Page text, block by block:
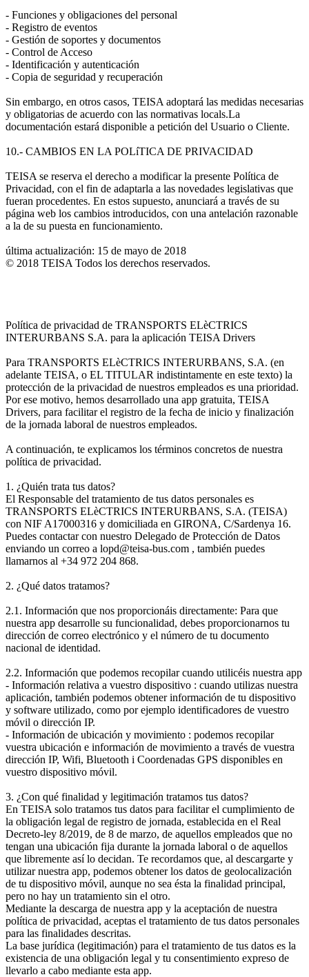
- Funciones y obligaciones del personal
- Registro de eventos
- Gestión de soportes y documentos
- Control de Acceso
- Identificación y autenticación
- Copia de seguridad y recuperación
Sin embargo, en otros casos, TEISA adoptará las medidas necesarias
y obligatorias de acuerdo con las normativas locals.La
documentación estará disponible a petición del Usuario o Cliente.
10.- CAMBIOS EN LA POLíTICA DE PRIVACIDAD
TEISA se reserva el derecho a modificar la presente Política de
Privacidad, con el fin de adaptarla a las novedades legislativas que
fueran procedentes. En estos supuesto, anunciará a través de su
página web los cambios introducidos, con una antelación razonable
a la de su puesta en funcionamiento.
última actualización: 15 de mayo de 2018
© 2018 TEISA Todos los derechos reservados.
Política de privacidad de TRANSPORTS ELèCTRICS
INTERURBANS S.A. para la aplicación TEISA Drivers
Para TRANSPORTS ELèCTRICS INTERURBANS, S.A. (en
adelante TEISA, o EL TITULAR indistintamente en este texto) la
protección de la privacidad de nuestros empleados es una prioridad.
Por ese motivo, hemos desarrollado una app gratuita, TEISA
Drivers, para facilitar el registro de la fecha de inicio y finalización
de la jornada laboral de nuestros empleados.
A continuación, te explicamos los términos concretos de nuestra
política de privacidad.
1. ¿Quién trata tus datos?
El Responsable del tratamiento de tus datos personales es
TRANSPORTS ELèCTRICS INTERURBANS, S.A. (TEISA)
con NIF A17000316 y domiciliada en GIRONA, C/Sardenya 16.
Puedes contactar con nuestro Delegado de Protección de Datos
enviando un correo a lopd@teisa-bus.com , también puedes
llamarnos al +34 972 204 868.
2. ¿Qué datos tratamos?
2.1. Información que nos proporcionáis directamente: Para que
nuestra app desarrolle su funcionalidad, debes proporcionarnos tu
dirección de correo electrónico y el número de tu documento
nacional de identidad.
2.2. Información que podemos recopilar cuando utilicéis nuestra app
- Información relativa a vuestro dispositivo : cuando utilizas nuestra
aplicación, también podemos obtener información de tu dispositivo
y software utilizado, como por ejemplo identificadores de vuestro
móvil o dirección IP.
- Información de ubicación y movimiento : podemos recopilar
vuestra ubicación e información de movimiento a través de vuestra
dirección IP, Wifi, Bluetooth i Coordenadas GPS disponibles en
vuestro dispositivo móvil.
3. ¿Con qué finalidad y legitimación tratamos tus datos?
En TEISA solo tratamos tus datos para facilitar el cumplimiento de
la obligación legal de registro de jornada, establecida en el Real
Decreto-ley 8/2019, de 8 de marzo, de aquellos empleados que no
tengan una ubicación fija durante la jornada laboral o de aquellos
que libremente así lo decidan. Te recordamos que, al descargarte y
utilizar nuestra app, podemos obtener los datos de geolocalización
de tu dispositivo móvil, aunque no sea ésta la finalidad principal,
pero no hay un tratamiento sin el otro.
Mediante la descarga de nuestra app y la aceptación de nuestra
política de privacidad, aceptas el tratamiento de tus datos personales
para las finalidades descritas.
La base jurídica (legitimación) para el tratamiento de tus datos es la
existencia de una obligación legal y tu consentimiento expreso de
llevarlo a cabo mediante esta app.